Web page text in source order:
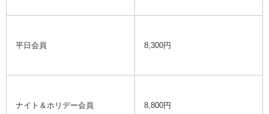
平日会員 8,300円
ナイト＆ホリデー会員 8,800円